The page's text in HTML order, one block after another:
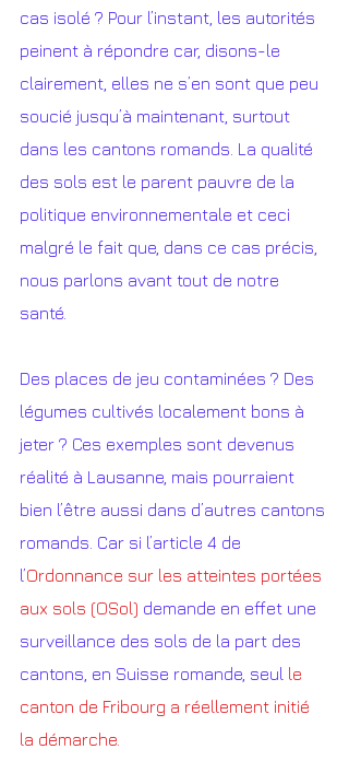
cas isolé ? Pour l’instant, les autorités
peinent à répondre car, disons-le
clairement, elles ne s’en sont que peu
soucié jusqu’à maintenant, surtout
dans les cantons romands. La qualité
des sols est le parent pauvre de la
politique environnementale et ceci
malgré le fait que, dans ce cas précis,
nous parlons avant tout de notre
santé.
Des places de jeu contaminées ? Des
légumes cultivés localement bons à
jeter ? Ces exemples sont devenus
réalité à Lausanne, mais pourraient
bien l’être aussi dans d’autres cantons
romands. Car si l’article 4 de
l’Ordonnance sur les atteintes portées
aux sols (OSol) demande en effet une
surveillance des sols de la part des
cantons, en Suisse romande, seul le
canton de Fribourg a réellement initié
la démarche.